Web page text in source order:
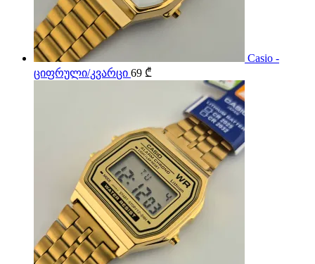
Casio -
ციფრული/კვარცი 69 ₾